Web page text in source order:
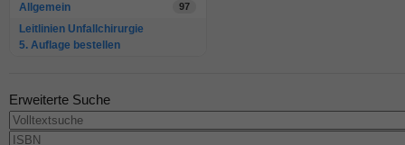
Allgemein 97
Leitlinien Unfallchirurgie
5. Auflage bestellen
Erweiterte Suche